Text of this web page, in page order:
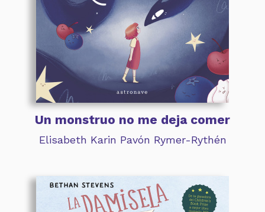
Un monstruo no me deja comer
Elisabeth Karin Pavón Rymer-Rythén